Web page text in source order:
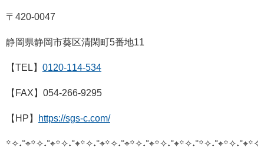
〒420-0047
静岡県静岡市葵区清閑町5番地11
【TEL】 0120-114-534
【FAX】054-266-9295
【HP】 https://sgs-c.com/
꙳✧˖°⌖꙳✧˖°⌖꙳✧˖°⌖꙳✧˖°⌖꙳✧˖°⌖꙳✧˖°⌖꙳✧˖°⌖꙳✧˖°